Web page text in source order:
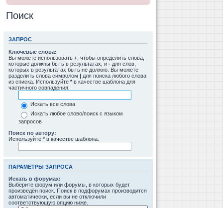
Поиск
ЗАПРОС
Ключевые слова:
Вы можете использовать + , чтобы определить слова,
которые должны быть в результатах, и - для слов,
которых в результатах быть не должно. Вы можете
разделить слова символом | для поиска любого слова
из списка. Используйте * в качестве шаблона для
частичного совпадения.
Искать все слова
Искать любое слово/поиск с языком
запросов
Поиск по автору:
Используйте * в качестве шаблона.
ПАРАМЕТРЫ ЗАПРОСА
Искать в форумах:
Выберите форум или форумы, в которых будет
произведён поиск. Поиск в подфорумах производится
автоматически, если вы не отключили
соответствующую опцию ниже.